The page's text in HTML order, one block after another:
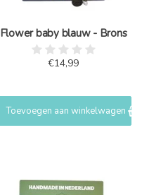
Flower baby blauw - Brons
€14,99
Toevoegen aan winkelwagen